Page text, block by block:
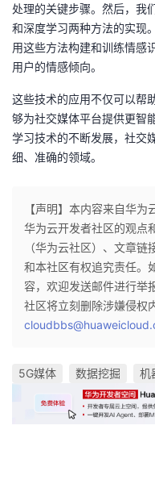
处理的关键步骤。然后，我
和深度学习两种方法的实现
用这些方法构建和训练情感
用户的情感倾向。
这些技术的应用不仅可以帮
够为社交媒体平台提供更智
学习技术的不断发展，社交
细、准确的领域。
【声明】本内容来自华
华为云开发者社区的观点
（华为云社区）、文章
和本社区有权追究责任。
容，欢迎发送邮件进行举
社区将立刻删除涉嫌侵权
5G媒体 数据挖掘 机